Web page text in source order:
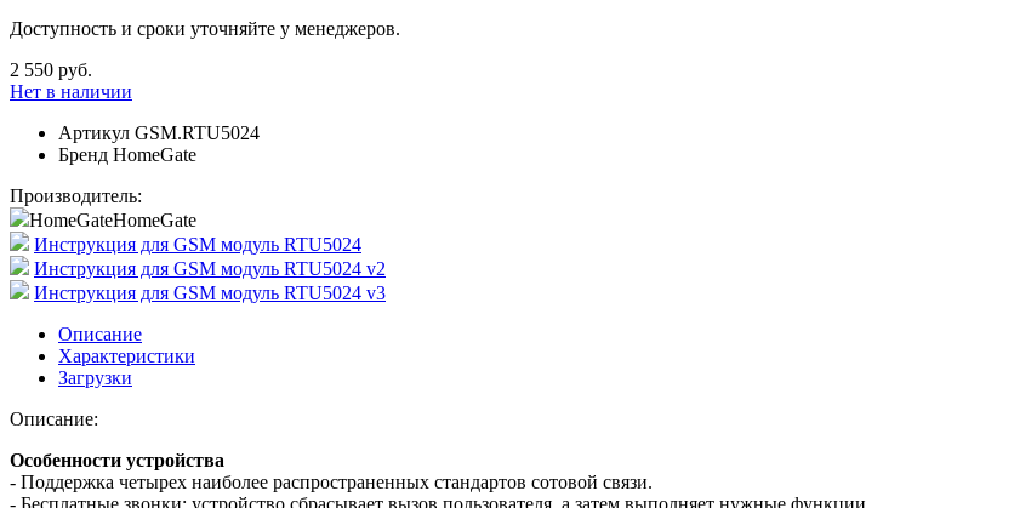
Доступность и сроки уточняйте у менеджеров.
2 550 руб.
Нет в наличии
Артикул GSM.RTU5024
Бренд HomeGate
Производитель:
HomeGateHomeGate
Инструкция для GSM модуль RTU5024
Инструкция для GSM модуль RTU5024 v2
Инструкция для GSM модуль RTU5024 v3
Описание
Характеристики
Загрузки
Описание:
Особенности устройства
- Поддержка четырех наиболее распространенных стандартов сотовой связи.